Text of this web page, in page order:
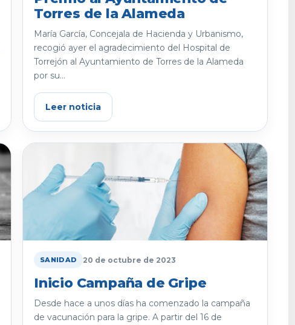
Torres de la Alameda
María García, Concejala de Hacienda y Urbanismo,
recogió ayer el agradecimiento del Hospital de
Torrejón al Ayuntamiento de Torres de la Alameda
por su...
Leer noticia
SANIDAD 20 de octubre de 2023
Inicio Campaña de Gripe
Desde hace a unos días ha comenzado la campaña
de vacunación para la gripe. A partir del 16 de